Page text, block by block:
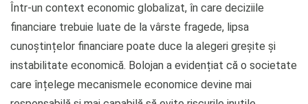
Într-un context economic globalizat, în care deciziile
financiare trebuie luate de la vârste fragede, lipsa
cunoștințelor financiare poate duce la alegeri greșite și
instabilitate economică. Bolojan a evidențiat că o societate
care înțelege mecanismele economice devine mai